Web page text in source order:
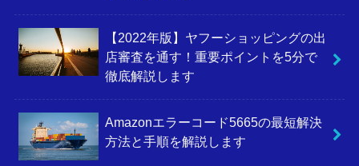
【2022年版】ヤフーショッピングの出
店審査を通す！重要ポイントを5分で
徹底解説します
Amazonエラーコード5665の最短解決
方法と手順を解説します